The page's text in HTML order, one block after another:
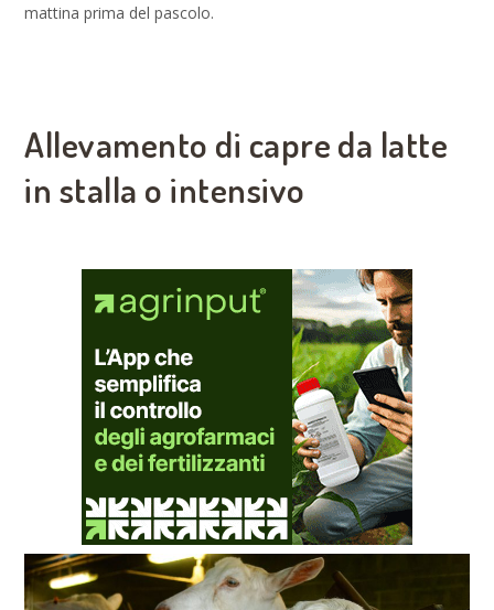
mattina prima del pascolo.
Allevamento di capre da latte
in stalla o intensivo